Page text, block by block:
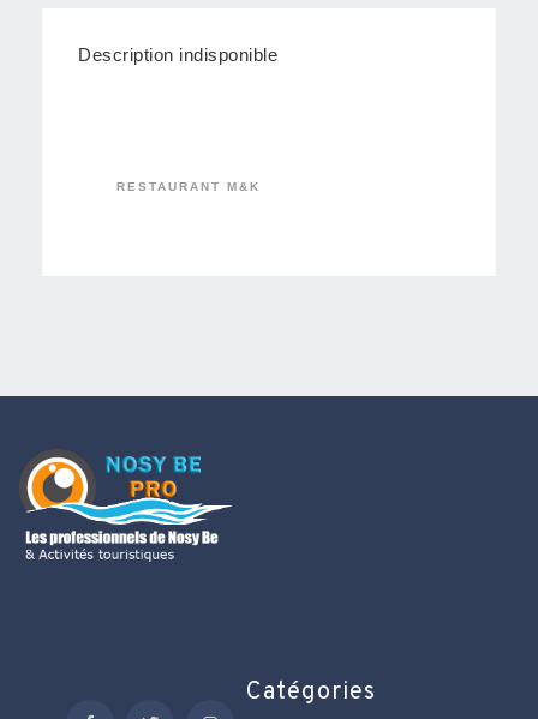
Description indisponible
RESTAURANT M&K
Catégories